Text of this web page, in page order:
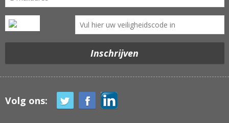
Volg ons: